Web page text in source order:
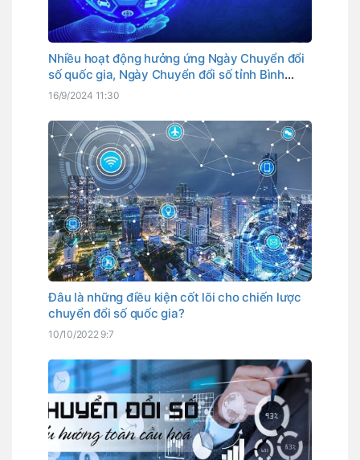
Nhiều hoạt động hưởng ứng Ngày Chuyển đổi
số quốc gia, Ngày Chuyển đổi số tỉnh Bình
Thuận
16/9/2024 11:30
Đâu là những điều kiện cốt lõi cho chiến lược
chuyển đổi số quốc gia?
10/10/2022 9:7